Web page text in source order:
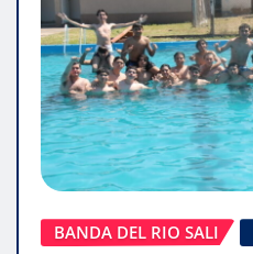
BANDA DEL RIO SALI